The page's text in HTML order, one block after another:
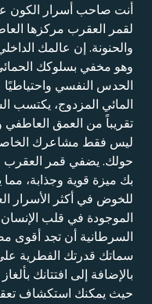
أنت صاحب أسرار الكون
لقمر العقرب مركزها
والحنونة. إن عالمك
وهو مخفي بسلوكك
الحدس النفسي واحتياطيًا
المائي المزدوج،
تقريباً من العمق
ليس فقط مشاعرك
حولك. يضفي قمر
بك ميزة قوية وجذابة، مما
للخوض في أكثر الأسرار
الموجودة في قلب
السرطانية أن تجد أقوى
سماتك قدرتك الفطرية
بالإضافة إلى افتتانك
حيث يمكنك استكشاف